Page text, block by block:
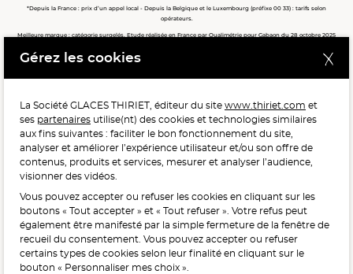
*Depuis la France : prix d’un appel local - Depuis la Belgique et le Luxembourg (préfixe 00 33) : tarifs selon
opérateurs.
Meilleure marque : catégorie surgelés. Etude réalisée en France par Qualimétrie pour Gabaon du 28 octobre 2025
Meilleure chaîne de magasins, Meilleur e-commerçant, Meilleure relation clients : catégorie surgelés. Étude
POUR VOTRE SANTÉ, MANGEZ AU MOINS CINQ FRUITS ET
LÉGUMES PAR JOUR.WWW.MANGERBOUGER.FR
L'abus d'alcool est dangereux pour la santé, à consommer
avec modération.
Gérez les cookies
La Société GLACES THIRIET, éditeur du site www.thiriet.com et
ses partenaires utilise(nt) des cookies et technologies similaires
aux fins suivantes : faciliter le bon fonctionnement du site,
analyser et améliorer l’expérience utilisateur et/ou son offre de
contenus, produits et services, mesurer et analyser l’audience,
visionner des vidéos.
Vous pouvez accepter ou refuser les cookies en cliquant sur les
boutons « Tout accepter » et « Tout refuser ». Votre refus peut
également être manifesté par la simple fermeture de la fenêtre de
recueil du consentement. Vous pouvez accepter ou refuser
certains types de cookies selon leur finalité en cliquant sur le
bouton « Personnaliser mes choix ».